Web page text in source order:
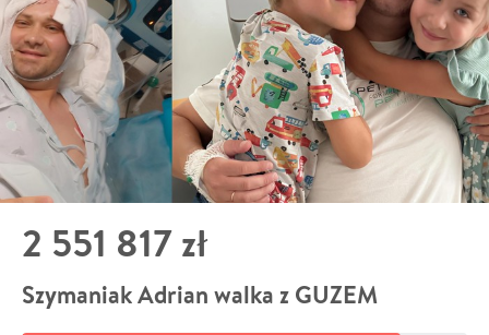
2 551 817 zł
Szymaniak Adrian walka z GUZEM